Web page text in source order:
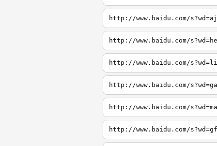
http://www.baidu.com/s?wd=aj
http://www.baidu.com/
http://www.baidu.com/
http://www.baidu.com/
http://www.baidu.com/
http://www.baidu.com/